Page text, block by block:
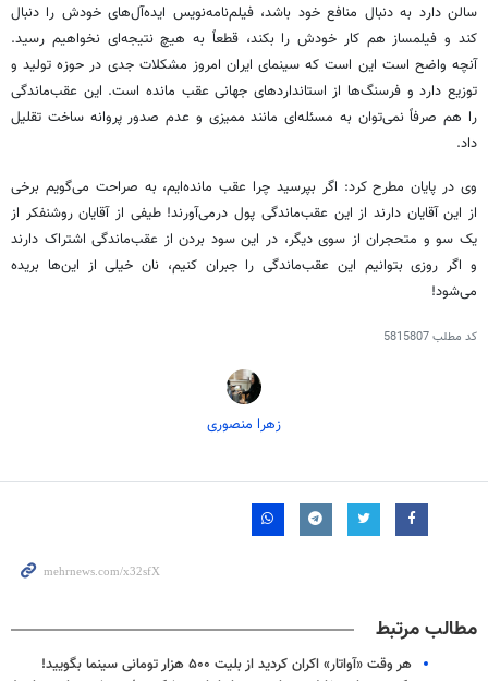
سالن دارد به دنبال منافع خود باشد، فیلم‌نامه‌نویس ایده‌آل‌های خودش را دنبال
کند و فیلمساز هم کار خودش را بکند، قطعاً به هیچ نتیجه‌ای نخواهیم رسید.
آنچه واضح است این است که سینمای ایران امروز مشکلات جدی در حوزه تولید و
توزیع دارد و فرسنگ‌ها از استانداردهای جهانی عقب مانده است. این عقب‌ماندگی
را هم صرفاً نمی‌توان به مسئله‌ای مانند ممیزی و عدم صدور پروانه ساخت تقلیل
داد.
وی در پایان مطرح کرد: اگر بپرسید چرا عقب مانده‌ایم، به صراحت می‌گویم برخی
از این آقایان دارند از این عقب‌ماندگی پول درمی‌آورند! طیفی از آقایان روشنفکر از
یک سو و متحجران از سوی دیگر، در این سود بردن از عقب‌ماندگی اشتراک دارند
و اگر روزی بتوانیم این عقب‌ماندگی را جبران کنیم، نان خیلی از این‌ها بریده
می‌شود!
کد مطلب5815807
زهرا منصوری
مطالب مرتبط
هر وقت «آواتار» اکران کردید از بلیت ۵۰۰ هزار تومانی سینما بگویید!